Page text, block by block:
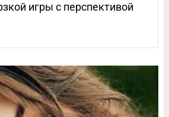
игры с перспективой